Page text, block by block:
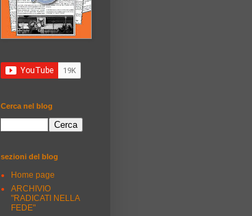
Cerca nel blog
sezioni del blog
Home page
ARCHIVIO
"RADICATI NELLA
FEDE"